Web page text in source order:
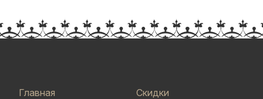
Главная Скидки